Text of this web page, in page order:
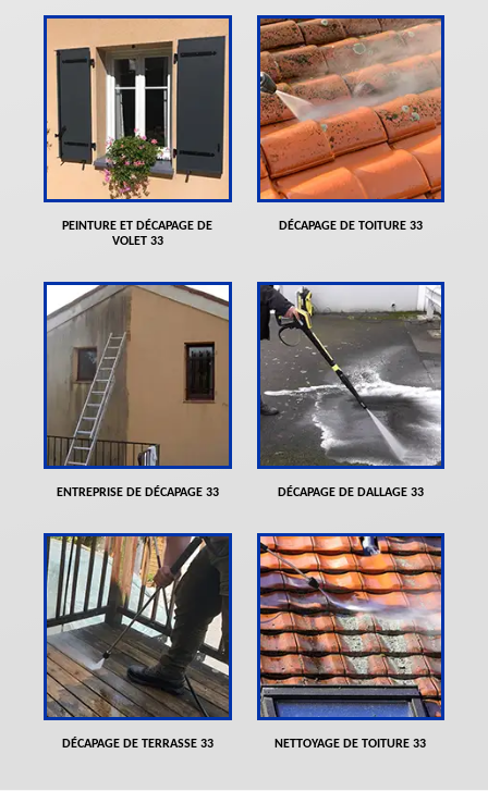
PEINTURE ET DÉCAPAGE DE
VOLET 33
DÉCAPAGE DE TOITURE 33
ENTREPRISE DE DÉCAPAGE 33 DÉCAPAGE DE DALLAGE 33
DÉCAPAGE DE TERRASSE 33 NETTOYAGE DE TOITURE 33